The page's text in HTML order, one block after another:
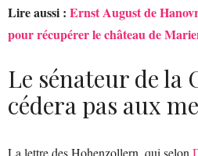
Lire aussi : Ernst August de
pour récupérer le château de
Le sénateur de la
cédera pas aux
La lettre des Hohenzollern, qui selon